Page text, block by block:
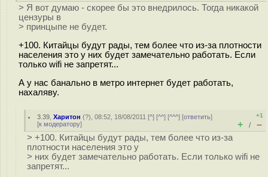
> Я вот думаю - скорее бы это внедрилось. Тогда никакой
цензуры в
> принцыпе не будет.
+100. Китайцы будут рады, тем более что из-за плотности
населения это у них будет замечательно работать. Если
только wifi не запретят...
А у нас банально в метро интернет будет работать,
нахаляву.
3.39 ,Харитон (?), 08:52, 18/08/2011 [^] [^^] [^^^] [ответить]
[к модератору]
+1
+ / –
> +100. Китайцы будут рады, тем более что из-за
плотности населения это у
> них будет замечательно работать. Если только wifi не
запретят...